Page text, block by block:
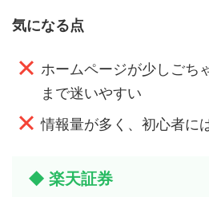
気になる点
ホームページが少しごち
まで迷いやすい
情報量が多く、初心者に
◆ 楽天証券